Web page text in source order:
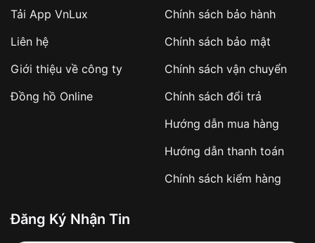
sản phẩm đặc biệt
hàng
Số tiền còn lại thanh toán khi nhận hàng hoặc
✔️ Đảm bảo xử lý đơn hàng nhanh chóng
✔️ Hạn chế tình trạng hủy đơn không mong
Từ khóa SEO:
Tải App VnLux
Liên hệ
Giới thiệu về công ty
Đồng hồ Online
Chính sách bảo hành
Chính sách bảo mật
Chính sách vận chuyển
Chính sách đổi trả
Hướng dẫn mua hàng
Hướng dẫn thanh toán
Chính sách kiểm hàng
Đăng Ký Nhận Tin